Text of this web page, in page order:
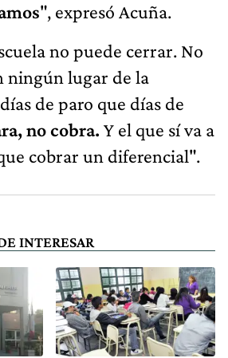
", expresó Acuña.
no puede cerrar. No
ningún lugar de la
de paro que días de
no cobra. Y el que sí va a
cobrar un diferencial".
INTERESAR